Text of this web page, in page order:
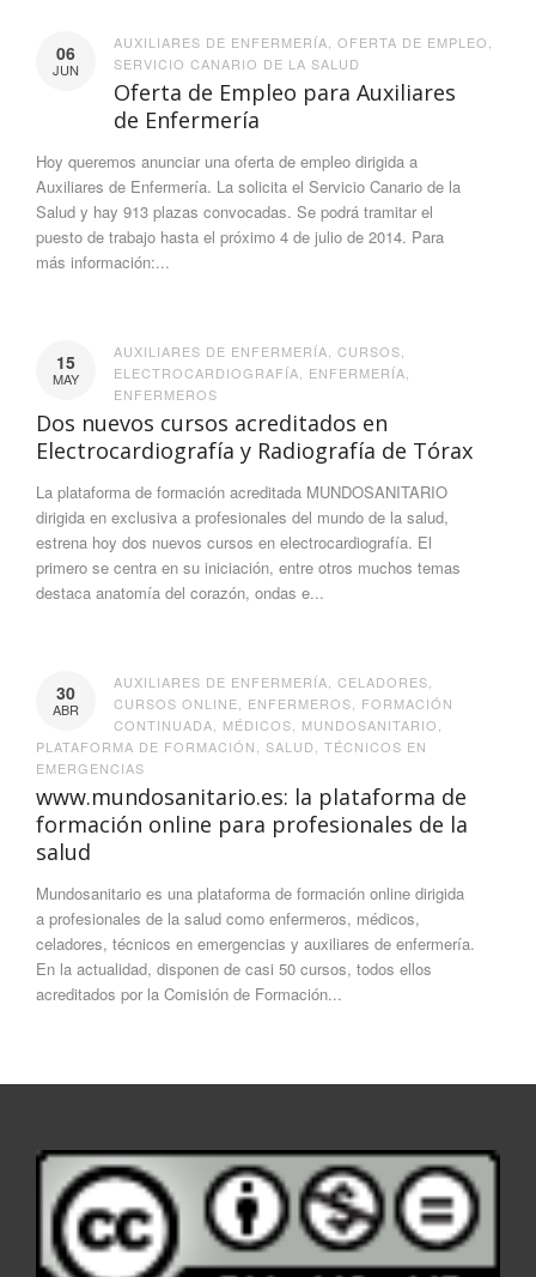
06
JUN
AUXILIARES DE ENFERMERÍA OFERTA DE EMPLEO
SERVICIO CANARIO DE LA SALUD
Oferta de Empleo para Auxiliares
de Enfermería
Hoy queremos anunciar una oferta de empleo dirigida a
Auxiliares de Enfermería. La solicita el Servicio Canario de la
Salud y hay 913 plazas convocadas. Se podrá tramitar el
puesto de trabajo hasta el próximo 4 de julio de 2014. Para
más información:...
15
MAY
AUXILIARES DE ENFERMERÍA CURSOS
ELECTROCARDIOGRAFÍA
ENFERMERÍA
ENFERMEROS
Dos nuevos cursos acreditados en
Electrocardiografía y Radiografía de Tórax
La plataforma de formación acreditada MUNDOSANITARIO
dirigida en exclusiva a profesionales del mundo de la salud,
estrena hoy dos nuevos cursos en electrocardiografía. El
primero se centra en su iniciación, entre otros muchos temas
destaca anatomía del corazón, ondas e...
30
ABR
AUXILIARES DE ENFERMERÍA CELADORES
CURSOS ONLINE
ENFERMEROS
FORMACIÓN
CONTINUADA
MÉDICOS MUNDOSANITARIO
PLATAFORMA DE FORMACIÓN
SALUD
TÉCNICOS EN
EMERGENCIAS
www.mundosanitario.es: la plataforma de
formación online para profesionales de la
salud
Mundosanitario es una plataforma de formación online dirigida
a profesionales de la salud como enfermeros, médicos,
celadores, técnicos en emergencias y auxiliares de enfermería.
En la actualidad, disponen de casi 50 cursos, todos ellos
acreditados por la Comisión de Formación...